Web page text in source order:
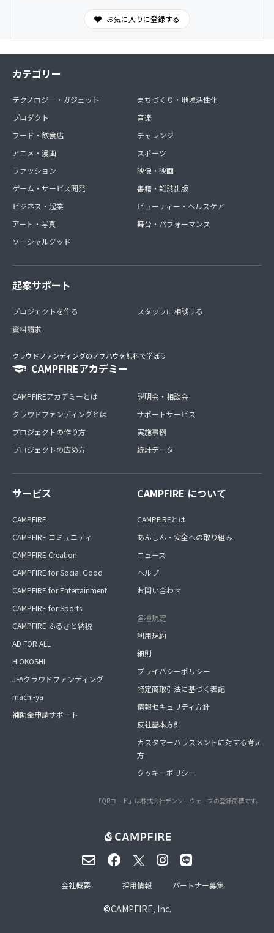
お気に入りに登録する
カテゴリー
テクノロジー・ガジェット
プロダクト
フード・飲食店
アニメ・漫画
ファッション
ゲーム・サービス開発
ビジネス・起業
アート・写真
ソーシャルグッド
まちづくり・地域活性化
音楽
チャレンジ
スポーツ
映像・映画
書籍・雑誌出版
ビューティー・ヘルスケア
舞台・パフォーマンス
起案サポート
プロジェクトを作る
資料請求
スタッフに相談する
クラウドファンディングのノウハウを無料で学ぼう
CAMPFIREアカデミー
CAMPFIREアカデミーとは
クラウドファンディングとは
プロジェクトの作り方
プロジェクトの広め方
説明会・相談会
サポートサービス
実施事例
統計データ
サービス
CAMPFIRE
CAMPFIRE コミュニティ
CAMPFIRE Creation
CAMPFIRE for Social Good
CAMPFIRE for Entertainment
CAMPFIRE for Sports
CAMPFIRE ふるさと納税
AD FOR ALL
HIOKOSHI
JFAクラウドファンディング
machi-ya
補助金申請サポート
CAMPFIRE について
CAMPFIREとは
あんしん・安全への取り組み
ニュース
ヘルプ
お問い合わせ
各種規定
利用規約
細則
プライバシーポリシー
特定商取引法に基づく表記
情報セキュリティ方針
反社基本方針
カスタマーハラスメントに対する考え
方
クッキーポリシー
「QRコード」は株式会社デンソーウェーブの登録商標です。
©CAMPFIRE, Inc.
会社概要 採用情報 パートナー募集